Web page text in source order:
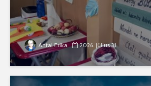
Antal Erika 2026. július 31.